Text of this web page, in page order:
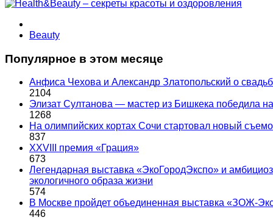
Beauty
Популярное в этом месяце
Анфиса Чехова и Александр Златопольский о
2104
Элизат Султанова — мастер из Бишкека победила
1268
На олимпийских кортах Сочи стартовал новый
837
XXVIII премия «Грация»
673
Легендарная выставка «ЭкоГородЭкспо» и
экологичного образа жизни
574
В Москве пройдет объединенная выставка «ЗОЖ-
446